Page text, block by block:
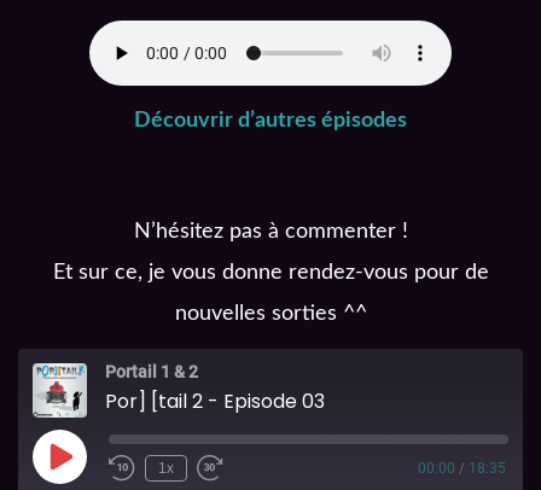
Découvrir d’autres épisodes
N’hésitez pas à commenter !
Et sur ce, je vous donne rendez-vous pour de
nouvelles sorties ^^
Portail 1 & 2
Por] [tail 2 - Episode 03
1x 00:00 / 18:35